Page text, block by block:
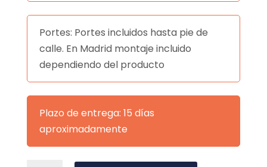
Portes: Portes incluidos hasta pie de
calle. En Madrid montaje incluido
dependiendo del producto
Plazo de entrega: 15 días
aproximadamente